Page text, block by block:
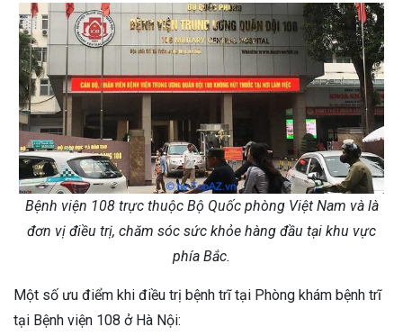
Bệnh viện 108 trực thuộc Bộ Quốc phòng Việt Nam và là
đơn vị điều trị, chăm sóc sức khỏe hàng đầu tại khu vực
phía Bắc.
Một số ưu điểm khi điều trị bệnh trĩ tại Phòng khám bệnh trĩ
tại Bệnh viện 108 ở Hà Nội: